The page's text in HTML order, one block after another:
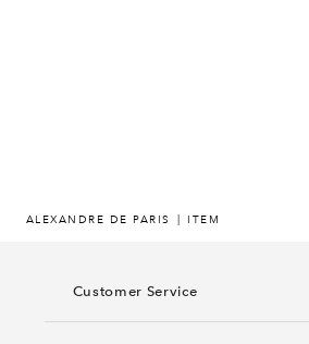
ALEXANDRE DE PARIS ITEM
Customer Service